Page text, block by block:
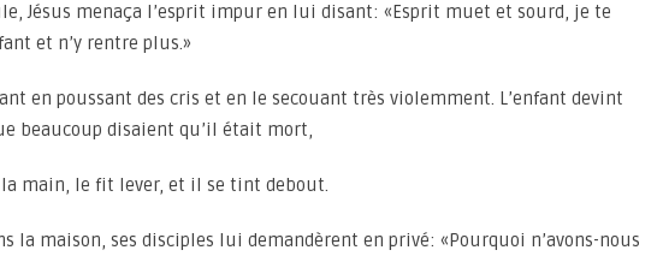
Jésus menaça l’esprit impur en lui disant: «Esprit muet et sourd, je te
et n’y rentre plus.»
en poussant des cris et en le secouant très violemment. L’enfant devint
beaucoup disaient qu’il était mort,
la main, le fit lever, et il se tint debout.
la maison, ses disciples lui demandèrent en privé: «Pourquoi n’avons-nous